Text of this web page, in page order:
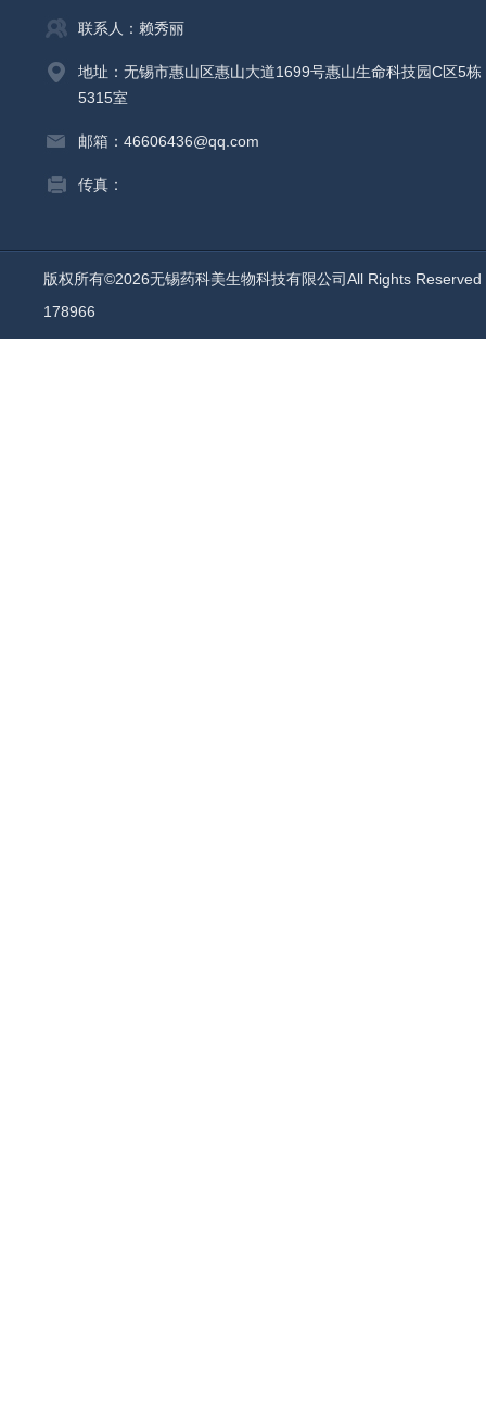
联系人：赖秀丽
地址：无锡市惠山区惠山大道1699号惠山生命科技园C区5栋
5315室
邮箱：46606436@qq.com
传真：
版权所有©2026无锡药科美生物科技有限公司All Rights
178966